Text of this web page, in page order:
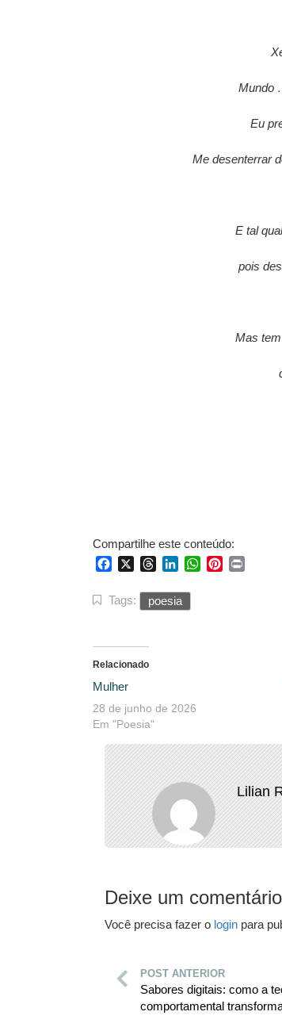
Mundo
Eu
Me desenterrar
E tal
pois
Mas
Compartilhe este conteúdo:
FacebookThreadsLinkedInWhatsApp
Pinterest
Tags: poesia
Relacionado
Mulher
28 de junho de 2026
Em "Poesia"
Lilian
Deixe um comentário
Você precisa fazer o login para
POST ANTERIOR
Sabores digitais: como a
comportamental